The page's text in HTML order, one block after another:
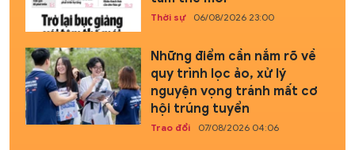
Thời sự 06/08/2026 23:00
Những điểm cần nắm rõ về
quy trình lọc ảo, xử lý
nguyện vọng tránh mất cơ
hội trúng tuyển
Trao đổi 07/08/2026 04:06